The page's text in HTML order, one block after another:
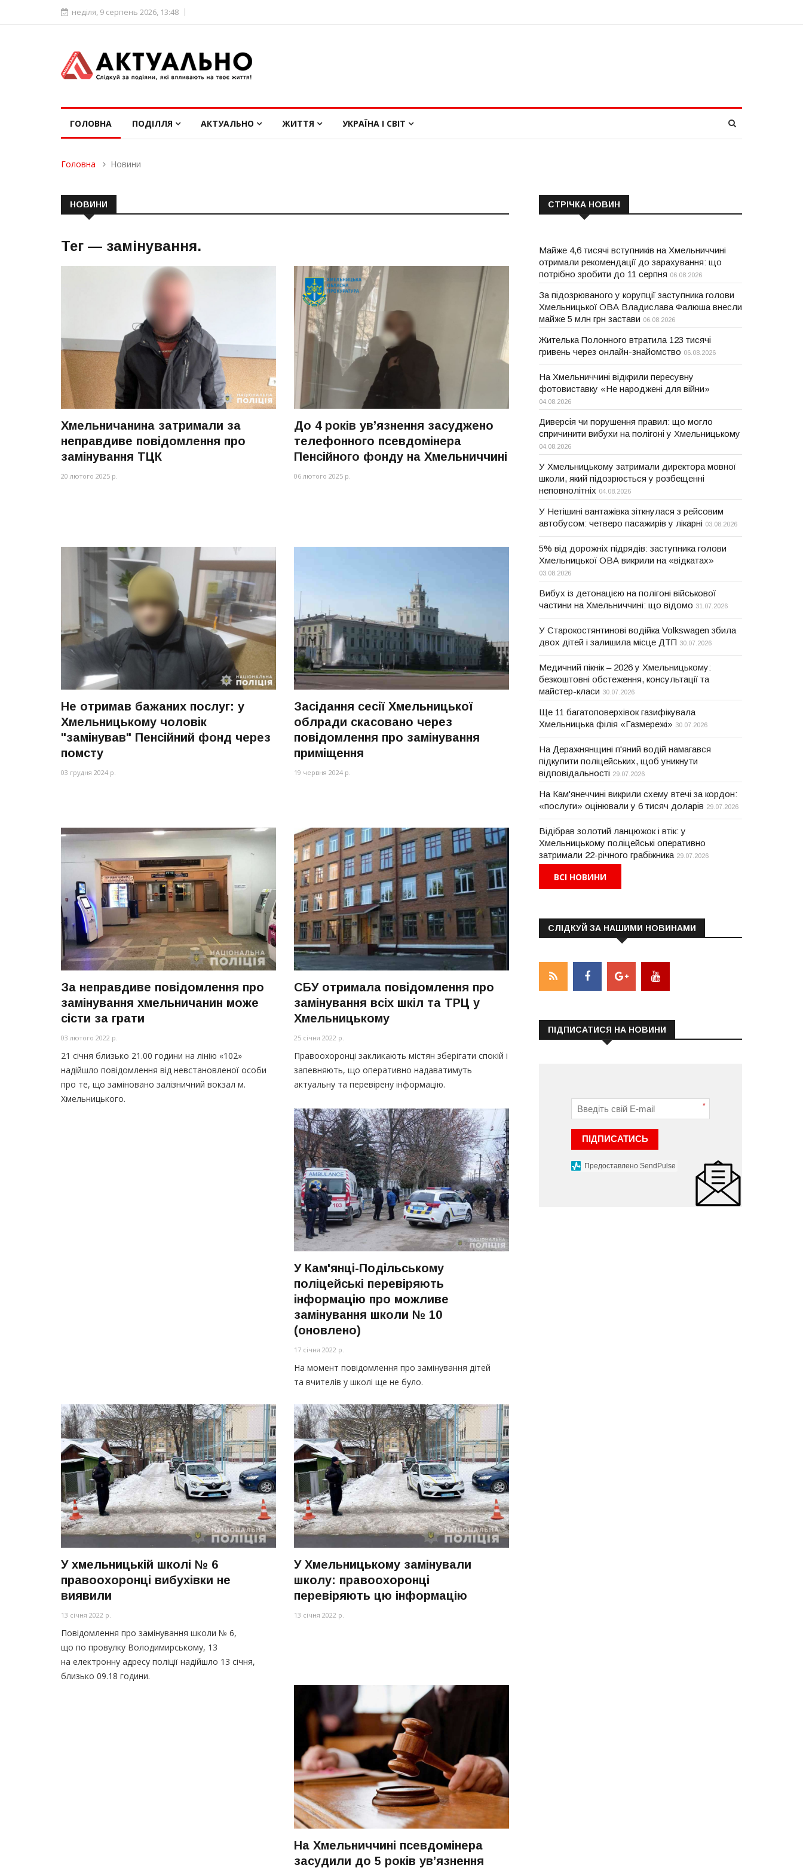
неділя, 9 серпень 2026, 13:48
ГОЛОВНА ПОДІЛЛЯ АКТУАЛЬНО ЖИТТЯ УКРАЇНА І СВІТ
Головна Новини
НОВИНИ
Тег — замінування.
Хмельничанина затримали за
неправдиве повідомлення про
замінування ТЦК
20 лютого 2025 р.
До 4 років ув’язнення засуджено
телефонного псевдомінера
Пенсійного фонду на Хмельниччині
06 лютого 2025 р.
Не отримав бажаних послуг: у
Хмельницькому чоловік
"замінував" Пенсійний фонд через
помсту
03 грудня 2024 р.
Засідання сесії Хмельницької
облради скасовано через
повідомлення про замінування
приміщення
19 червня 2024 р.
За неправдиве повідомлення про
замінування хмельничанин може
сісти за грати
03 лютого 2022 р.
21 січня близько 21.00 години на лінію «102»
надійшло повідомлення від невстановленої особи
про те, що заміновано залізничний вокзал м.
Хмельницького.
СБУ отримала повідомлення про
замінування всіх шкіл та ТРЦ у
Хмельницькому
25 січня 2022 р.
Правоохоронці закликають містян зберігати спокій і
запевняють, що оперативно надаватимуть
актуальну та перевірену інформацію.
У Кам'янці-Подільському
поліцейські перевіряють
інформацію про можливе
замінування школи № 10
(оновлено)
17 січня 2022 р.
На момент повідомлення про замінування дітей
та вчителів у школі ще не було.
У хмельницькій школі № 6
правоохоронці вибухівки не
виявили
13 січня 2022 р.
Повідомлення про замінування школи № 6,
що по провулку Володимирському, 13
на електронну адресу поліції надійшло 13 січня,
близько 09.18 години.
У Хмельницькому замінували
школу: правоохоронці
перевіряють цю інформацію
13 січня 2022 р.
На Хмельниччині псевдомінера
засудили до 5 років ув’язнення
СТРІЧКА НОВИН
Майже 4,6 тисячі вступників на Хмельниччині
отримали рекомендації до зарахування: що
потрібно зробити до 11 серпня 06.08.2026
За підозрюваного у корупції заступника голови
Хмельницької ОВА Владислава Фалюша внесли
майже 5 млн грн застави 06.08.2026
Жителька Полонного втратила 123 тисячі
гривень через онлайн-знайомство 06.08.2026
На Хмельниччині відкрили пересувну
фотовиставку «Не народжені для війни»
04.08.2026
Диверсія чи порушення правил: що могло
спричинити вибухи на полігоні у Хмельницькому
04.08.2026
У Хмельницькому затримали директора мовної
школи, який підозрюється у розбещенні
неповнолітніх 04.08.2026
У Нетішині вантажівка зіткнулася з рейсовим
автобусом: четверо пасажирів у лікарні 03.08.2026
5% від дорожніх підрядів: заступника голови
Хмельницької ОВА викрили на «відкатах»
03.08.2026
Вибух із детонацією на полігоні військової
частини на Хмельниччині: що відомо 31.07.2026
У Старокостянтинові водійка Volkswagen збила
двох дітей і залишила місце ДТП 30.07.2026
Медичний пікнік – 2026 у Хмельницькому:
безкоштовні обстеження, консультації та
майстер-класи 30.07.2026
Ще 11 багатоповерхівок газифікувала
Хмельницька філія «Газмережі» 30.07.2026
На Деражнянщині п'яний водій намагався
підкупити поліцейських, щоб уникнути
відповідальності 29.07.2026
На Кам'янеччині викрили схему втечі за кордон:
«послуги» оцінювали у 6 тисяч доларів 29.07.2026
Відібрав золотий ланцюжок і втік: у
Хмельницькому поліцейські оперативно
затримали 22-річного грабіжника 29.07.2026
ВСІ НОВИНИ
СЛІДКУЙ ЗА НАШИМИ НОВИНАМИ
ПІДПИСАТИСЯ НА НОВИНИ
*
ПІДПИСАТИСЬ
Предоставлено SendPulse